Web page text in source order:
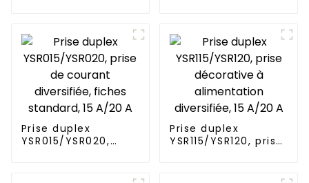
Prise duplex
YSR015/YSR020,
Prise duplex
YSR115/YSR120, prise